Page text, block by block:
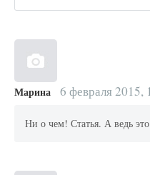
Марина 6 февраля 2015,
Ни о чем! Статья. А ведь